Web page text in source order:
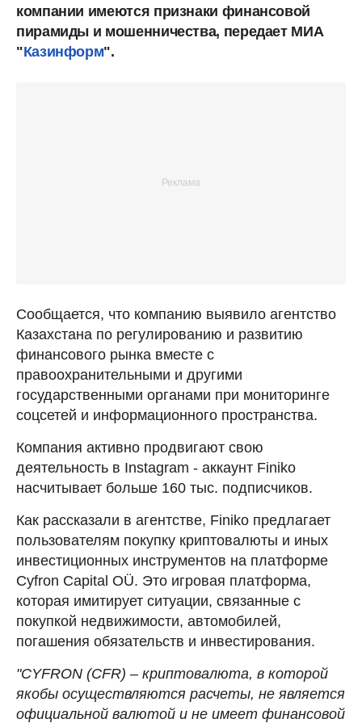
компании имеются признаки финансовой
пирамиды и мошенничества, передает МИА
"Казинформ".
Сообщается, что компанию выявило агентство
Казахстана по регулированию и развитию
финансового рынка вместе с
правоохранительными и другими
государственными органами при мониторинге
соцсетей и информационного пространства.
Компания активно продвигают свою
деятельность в Instagram - аккаунт Finiko
насчитывает больше 160 тыс. подписчиков.
Как рассказали в агентстве, Finiko предлагает
пользователям покупку криптовалюты и иных
инвестиционных инструментов на платформе
Сyfron Сapital OÜ. Это игровая платформа,
которая имитирует ситуации, связанные с
покупкой недвижимости, автомобилей,
погашения обязательств и инвестирования.
"СYFRON (CFR) – криптовалюта, в которой
якобы осуществляются расчеты, не является
официальной валютой и не имеет финансовой